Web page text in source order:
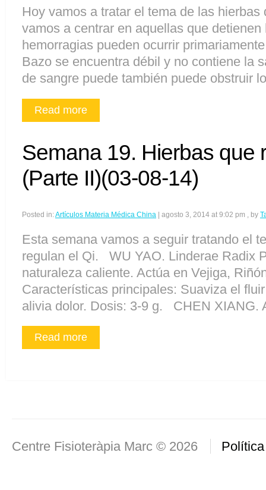
Hoy vamos a tratar el tema de las
vamos a centrar en aquellas que
hemorragias pueden ocurrir
Bazo se encuentra débil y no contiene la
de sangre puede también puede obstruir
Read more
Semana 19. Hierbas que
(Parte II)(03-08-14)
Posted in:Artículos Materia Médica China agosto 3, 2014 at 9:02 pm , by
Esta semana vamos a seguir tratando el
regulan el Qi. WU YAO. Linderae Radix
naturaleza caliente. Actúa en Vejiga,
Características principales: Suaviza el
alivia dolor. Dosis: 3-9 g. CHEN XIANG.
Read more
Centre Fisioteràpia Marc © 2026